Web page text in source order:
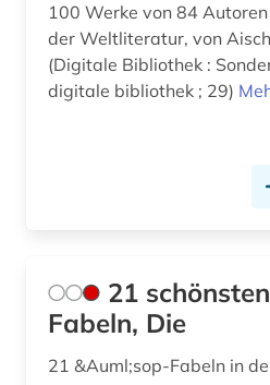
eustathius, thessalonicensis | gelehrter; klerus;
bischof; philologe (3)
fabulae (1)
flavius | 37-100 | (1)
fluch (1)
forschungsbibliothek (1)
100 Werke von 84
der Weltliteratur, von
(Digitale Bibliothek :
digitale bibliothek ; 29)
21
Fabeln, Die
21 &Auml;sop-Fabeln in